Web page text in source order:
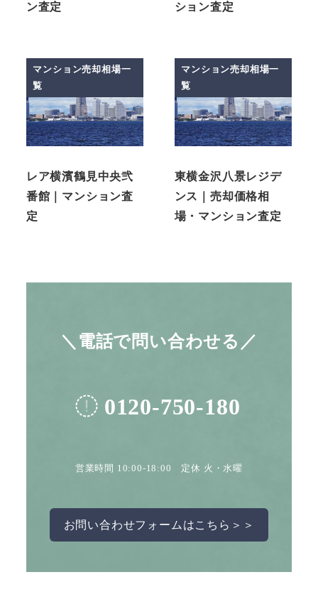
ン査定
ション査定
マンション売却相場一
覧
レア横濱鶴見中央弐
番館｜マンション査
定
マンション売却相場一
覧
東横金沢八景レジデ
ンス｜売却価格相
場・マンション査定
＼電話で問い合わせる／
0120-750-180
営業時間 10:00-18:00 定休 火・水曜
お問い合わせフォームはこちら＞＞